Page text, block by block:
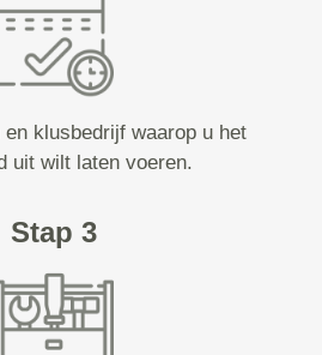
en klusbedrijf waarop u het
uit wilt laten voeren.
Stap 3